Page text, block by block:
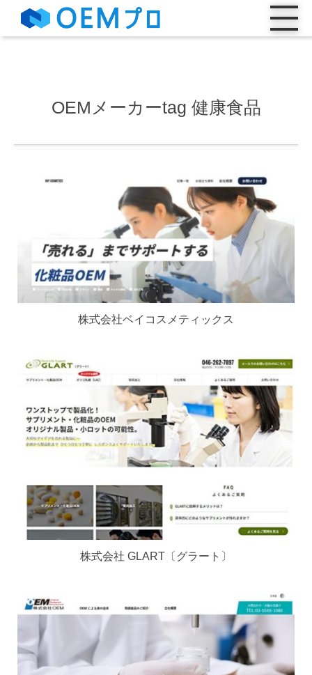
OEMメーカーtag 健康食品
株式会社ベイコスメティックス
株式会社 GLART〔グラート〕